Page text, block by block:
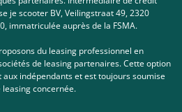
je scooter BV, Veilingstraat 49, 2320
immatriculée auprès de la FSMA.
du leasing professionnel en
de leasing partenaires. Cette option
indépendants et est toujours soumise
leasing concernée.